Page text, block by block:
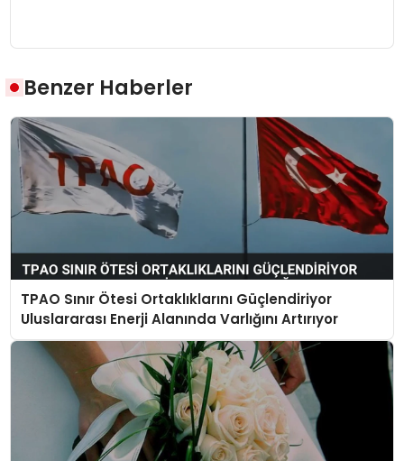
Benzer Haberler
TPAO Sınır Ötesi Ortaklıklarını Güçlendiriyor
Uluslararası Enerji Alanında Varlığını Artırıyor